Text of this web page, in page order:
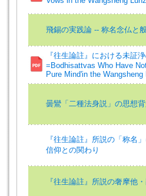
飛錫の実践論 -- 称名念仏と
『往生論註』における未証
=Bodhisattvas Who Have
Pure Mind'in the Wangsheng
曇鸞「二種法身説」の思想
『往生論註』所説の「称名
信仰との関わり
『往生論註』所説の奢摩他